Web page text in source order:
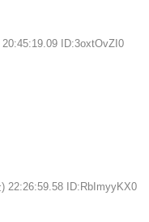
20:45:19.09 ID:3oxtOvZI0
) 22:26:59.58 ID:RbImyyKX0